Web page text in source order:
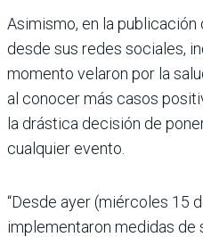
Asimismo, en la
desde sus redes sociales,
momento velaron por la
al conocer más casos
la drástica decisión de
cualquier evento.
“Desde ayer (miércoles 15
implementaron medidas de